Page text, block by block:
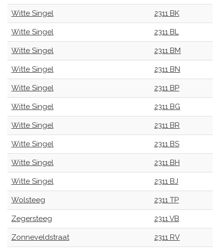
Witte Singel 2311 BK
Witte Singel 2311 BL
Witte Singel 2311 BM
Witte Singel 2311 BN
Witte Singel 2311 BP
Witte Singel 2311 BG
Witte Singel 2311 BR
Witte Singel 2311 BS
Witte Singel 2311 BH
Witte Singel 2311 BJ
Wolsteeg 2311 TP
Zegersteeg 2311 VB
Zonneveldstraat 2311 RV